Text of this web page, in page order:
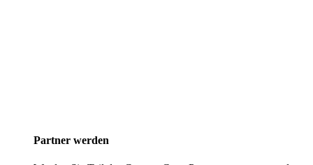
Partner werden